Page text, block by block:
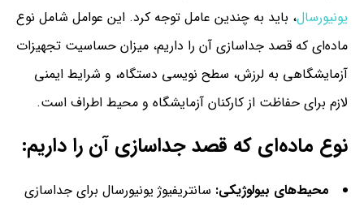
یونیورسال، باید به چندین عامل توجه کرد. این عوامل شامل نوع
ماده‌ای که قصد جداسازی آن را داریم، میزان حساسیت تجهیزات
آزمایشگاهی به لرزش، سطح نویسی دستگاه، و شرایط ایمنی
لازم برای حفاظت از کارکنان آزمایشگاه و محیط اطراف است.
نوع ماده‌ای که قصد جداسازی آن را داریم:
محیط‌های بیولوژیکی: سانتریفیوژ یونیورسال برای جداسازی